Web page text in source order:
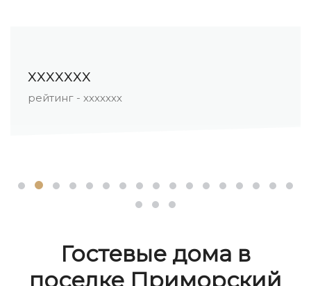
ххххххх
рейтинг - ххххххх
Гостевые дома в
поселке Приморский